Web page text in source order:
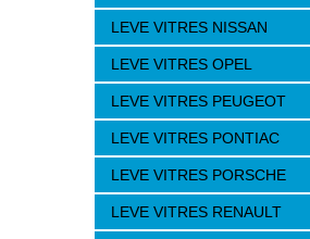
LEVE VITRES NISSAN
LEVE VITRES OPEL
LEVE VITRES PEUGEOT
LEVE VITRES PONTIAC
LEVE VITRES PORSCHE
LEVE VITRES RENAULT